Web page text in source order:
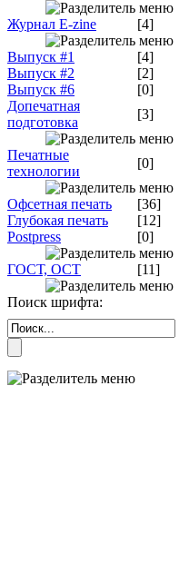
Журнал E-zine [4]
Выпуск #1
[4]
Выпуск #2
[2]
Выпуск #6
[0]
Допечатная
подготовка
[3]
Печатные
технологии
[0]
Офсетная печать
[36]
Глубокая печать
[12]
Postpress
[0]
ГОСТ, ОСТ [11]
Поиск шрифта: